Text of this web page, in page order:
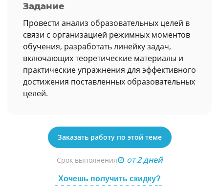
Задание
Провести анализ образовательных целей в
связи с организацией режимных моментов
обучения, разработать линейку задач,
включающих теоретические материалы и
практические упражнения для эффективного
достижения поставленных образовательных
целей.
Заказать работу по этой теме
Срок выполнения от2 дней
Хочешь получить скидку?